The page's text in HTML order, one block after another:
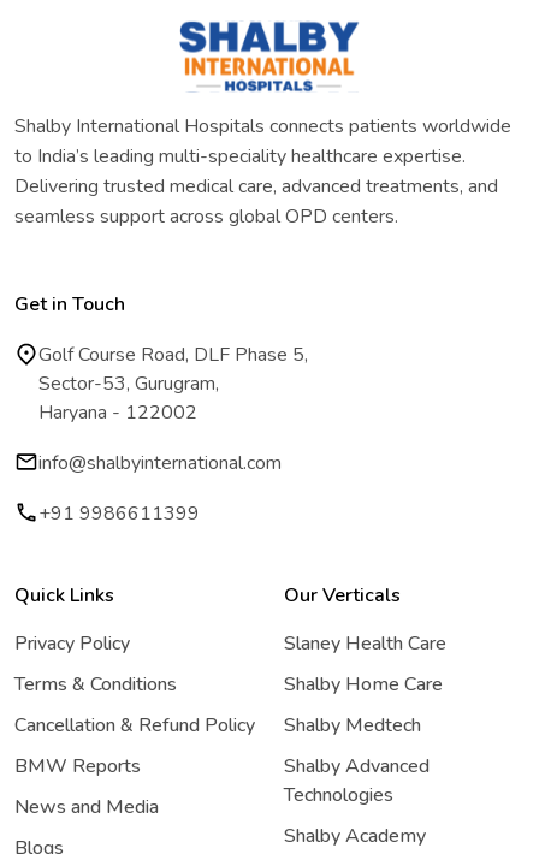
Shalby International Hospitals connects patients worldwide
to India’s leading multi-speciality healthcare expertise.
Delivering trusted medical care, advanced treatments, and
seamless support across global OPD centers.
Get in Touch
Golf Course Road, DLF Phase 5,
Sector-53, Gurugram,
Haryana - 122002
info@shalbyinternational.com
+91 9986611399
Quick Links
Privacy Policy
Terms & Conditions
Cancellation & Refund Policy
BMW Reports
News and Media
Blogs
Our Verticals
Slaney Health Care
Shalby Home Care
Shalby Medtech
Shalby Advanced
Technologies
Shalby Academy